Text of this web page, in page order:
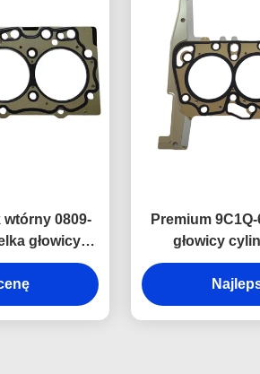
0809-
głowicy
Euro II,
i napraw
Premium
głowicy
2,4 l, 3-